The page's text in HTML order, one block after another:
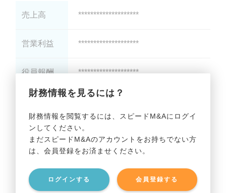
財務情報を見るには？
財務情報を閲覧するには、スピードM&Aにログイ
ンしてください。
まだスピードM&Aのアカウントをお持ちでない方
は、会員登録をお済ませください。
ログインする 会員登録する
売上高 ********************
営業利益 ********************
役員報酬 ********************
貸借対照表（B/S）
総資産 ********************
有利子負債 ********************